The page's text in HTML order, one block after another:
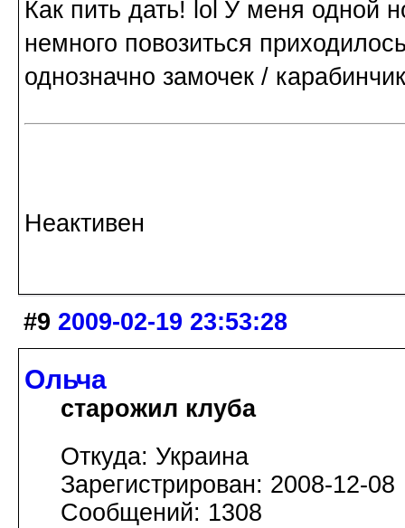
Как пить дать!
У меня одной
немного повозиться
однозначно замочек /
Неактивен
#9 2009-02-19 23:53:28
Ольча
старожил клуба
Откуда: Украина
Зарегистрирован: 2008-12-08
Сообщений: 1308